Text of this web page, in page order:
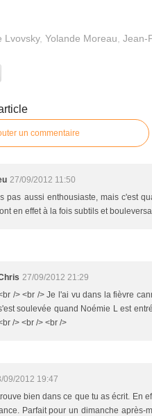
Lvovsky, Yolande Moreau Jean-
un commentaire
27/09/2012 11:50
pas aussi enthousiaste, mais c'est
en effet à la fois subtils et
27/09/2012 21:29
/> <br /> Je l'ai vu dans la fièvre
soulevée quand Noémie L est
/> <br /> <br />
09/2012 19:47
bien dans ce que tu as écrit. En
Parfait pour un dimanche après-